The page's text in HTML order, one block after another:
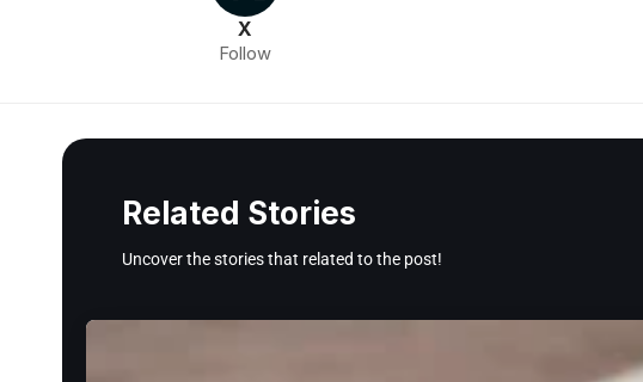
X
Follow
Related Stories
Uncover the stories that related to the post!